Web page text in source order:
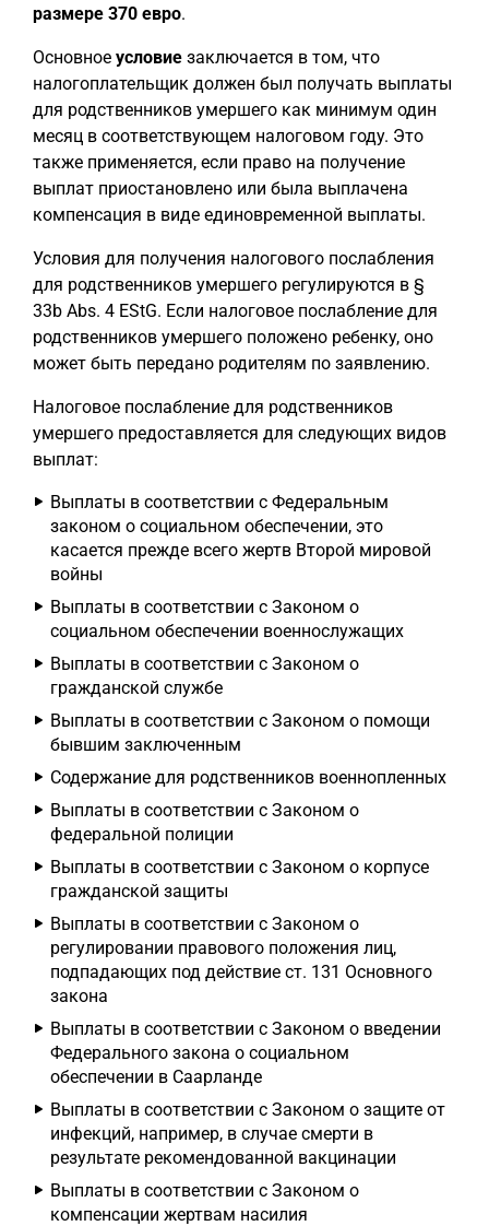
размере 370 евро.
Основное условие заключается в том, что
налогоплательщик должен был получать выплаты
для родственников умершего как минимум один
месяц в соответствующем налоговом году. Это
также применяется, если право на получение
выплат приостановлено или была выплачена
компенсация в виде единовременной выплаты.
Условия для получения налогового послабления
для родственников умершего регулируются в §
33b Abs. 4 EStG. Если налоговое послабление для
родственников умершего положено ребенку, оно
может быть передано родителям по заявлению.
Налоговое послабление для родственников
умершего предоставляется для следующих видов
выплат:
Выплаты в соответствии с Федеральным
законом о социальном обеспечении, это
касается прежде всего жертв Второй мировой
войны
Выплаты в соответствии с Законом о
социальном обеспечении военнослужащих
Выплаты в соответствии с Законом о
гражданской службе
Выплаты в соответствии с Законом о помощи
бывшим заключенным
Содержание для родственников военнопленных
Выплаты в соответствии с Законом о
федеральной полиции
Выплаты в соответствии с Законом о корпусе
гражданской защиты
Выплаты в соответствии с Законом о
регулировании правового положения лиц,
подпадающих под действие ст. 131 Основного
закона
Выплаты в соответствии с Законом о введении
Федерального закона о социальном
обеспечении в Саарланде
Выплаты в соответствии с Законом о защите от
инфекций, например, в случае смерти в
результате рекомендованной вакцинации
Выплаты в соответствии с Законом о
компенсации жертвам насилия